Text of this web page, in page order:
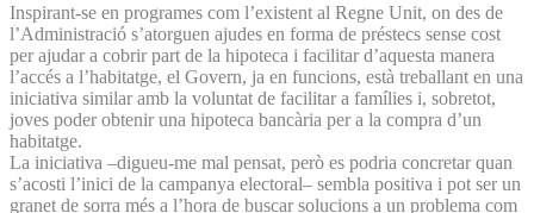
Inspirant-se en programes com l’existent al Regne Unit, on des de
l’Administració s’atorguen ajudes en forma de préstecs sense cost
per ajudar a cobrir part de la hipoteca i facilitar d’aquesta manera
l’accés a l’habitatge, el Govern, ja en funcions, està treballant en una
iniciativa similar amb la voluntat de facilitar a famílies i, sobretot,
joves poder obtenir una hipoteca bancària per a la compra d’un
habitatge.
La iniciativa –digueu-me mal pensat, però es podria concretar quan
s’acosti l’inici de la campanya electoral– sembla positiva i pot ser un
granet de sorra més a l’hora de buscar solucions a un problema com